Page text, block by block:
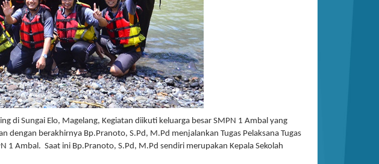
di Sungai Elo, Magelang, Kegiatan diikuti keluarga besar SMPN 1 Ambal yang
berakhirnya Bp.Pranoto, S.Pd, M.Pd menjalankan Tugas Pelaksana Tugas
Ambal. Saat ini Bp.Pranoto, S.Pd, M.Pd sendiri merupakan Kepala Sekolah